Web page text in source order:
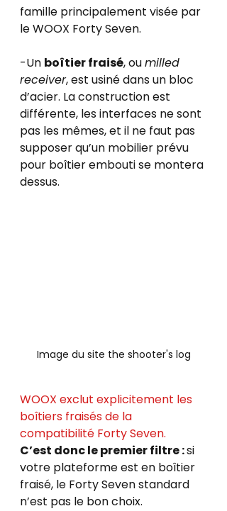
famille principalement visée par
le WOOX Forty Seven.
-Un boîtier fraisé, ou milled
receiver, est usiné dans un bloc
d’acier. La construction est
différente, les interfaces ne sont
pas les mêmes, et il ne faut pas
supposer qu’un mobilier prévu
pour boîtier embouti se montera
dessus.
Image du site the shooter's log
WOOX exclut explicitement les
boîtiers fraisés de la
compatibilité Forty Seven.
C’est donc le premier filtre : si
votre plateforme est en boîtier
fraisé, le Forty Seven standard
n’est pas le bon choix.